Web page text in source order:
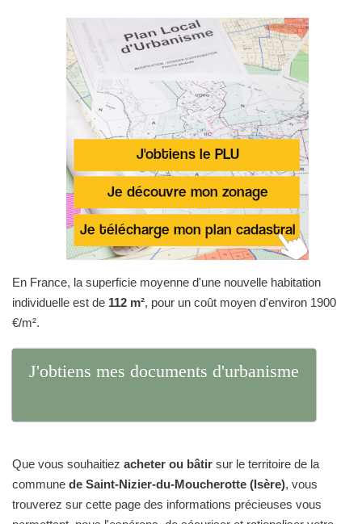
En France, la superficie moyenne d'une nouvelle habitation
individuelle est de 112 m², pour un coût moyen d'environ 1900
€/m².
J'obtiens mes documents d'urbanisme
Que vous souhaitiez acheter ou bâtir sur le territoire de la
commune de Saint-Nizier-du-Moucherotte (Isère), vous
trouverez sur cette page des informations précieuses vous